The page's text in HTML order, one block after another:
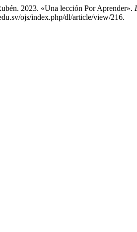
2023. «Una lección Por Aprender».
ojs/index.php/dl/article/view/216.